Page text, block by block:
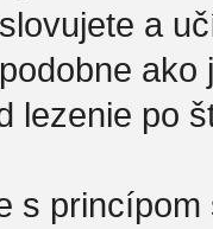
a
lezenie po
s